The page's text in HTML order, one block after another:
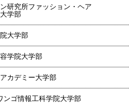
研究所ファッション・ヘア
学部
大学部
学院大学部
カデミー大学部
ンゴ情報工科学院大学部